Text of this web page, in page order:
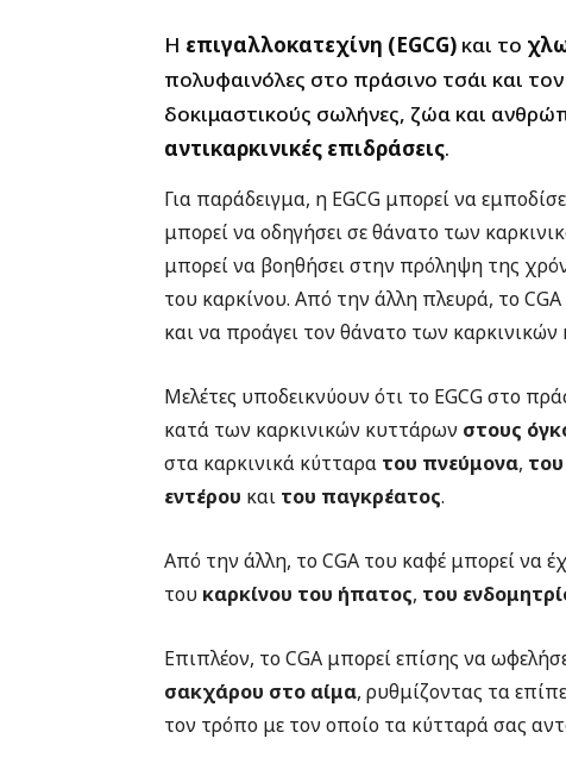
Η επιγαλλοκατεχίνη (EGCG) και το
πολυφαινόλες στο πράσινο τσάι και
δοκιμαστικούς σωλήνες, ζώα και
αντικαρκινικές επιδράσεις.
Για παράδειγμα, η EGCG μπορεί να
μπορεί να οδηγήσει σε θάνατο των
μπορεί να βοηθήσει στην πρόληψη της
του καρκίνου. Από την άλλη πλευρά, το
και να προάγει τον θάνατο των
Μελέτες υποδεικνύουν ότι το EGCG στο
κατά των καρκινικών κυττάρων στους
στα καρκινικά κύτταρα του πνεύμονα,
εντέρου και του παγκρέατος.
Από την άλλη, το CGA του καφέ μπορεί να
του καρκίνου του ήπατος, του
Επιπλέον, το CGA μπορεί επίσης να
σακχάρου στο αίμα, ρυθμίζοντας τα
τον τρόπο με τον οποίο τα κύτταρά σας